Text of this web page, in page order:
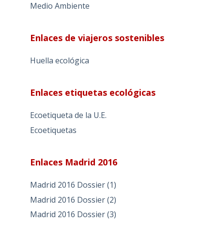
Medio Ambiente
Enlaces de viajeros sostenibles
Huella ecológica
Enlaces etiquetas ecológicas
Ecoetiqueta de la U.E.
Ecoetiquetas
Enlaces Madrid 2016
Madrid 2016 Dossier (1)
Madrid 2016 Dossier (2)
Madrid 2016 Dossier (3)